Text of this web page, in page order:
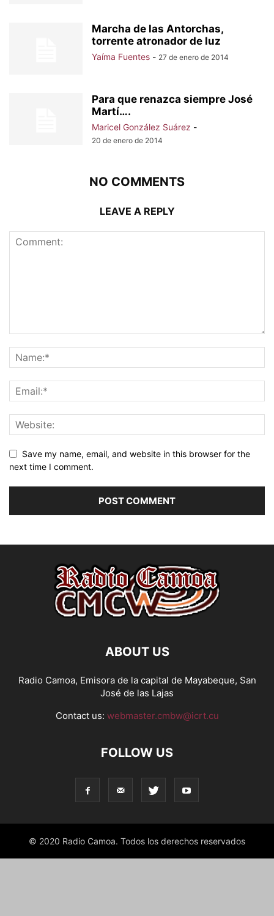
Marcha de las Antorchas,
torrente atronador de luz
Yaíma Fuentes - 27 de enero de 2014
Para que renazca siempre José
Martí….
Maricel González Suárez -
20 de enero de 2014
NO COMMENTS
LEAVE A REPLY
Save my name, email, and website in this browser for the
next time I comment.
ABOUT US
Radio Camoa, Emisora de la capital de Mayabeque, San
José de las Lajas
Contact us: webmaster.cmbw@icrt.cu
FOLLOW US
© 2020 Radio Camoa. Todos los derechos reservados